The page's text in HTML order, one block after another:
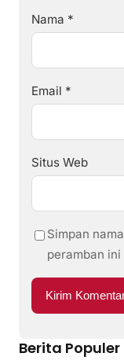
Nama *
Email *
Situs Web
Simpan
peramban
Berita Populer